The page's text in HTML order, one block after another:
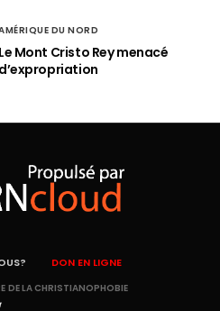
DU NORD
Le Mont Cristo Rey menacé
d’expropriation
DON EN LIGNE
LA CHRISTIANOPHOBIE